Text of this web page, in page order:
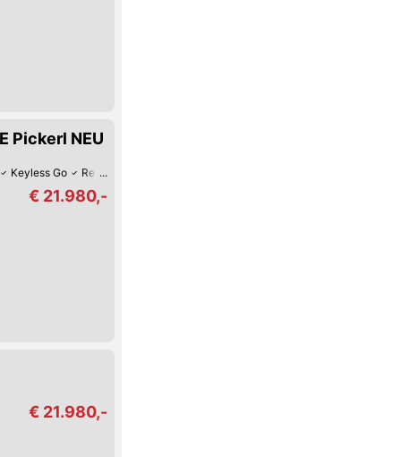
Pickerl NEU
Keyless Go Reifendruck-Kontrolle
€ 21.980,-
€ 21.980,-